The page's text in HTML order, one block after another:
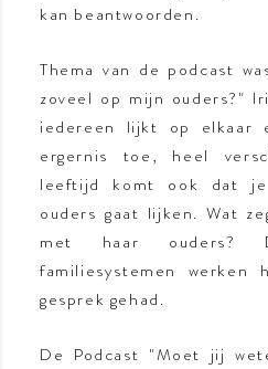
kan beantwoorden.
Thema van de podcast
zoveel op mijn ouders?"
iedereen lijkt op
ergernis toe, heel
leeftijd komt ook dat
ouders gaat lijken. Wat
met haar ouders?
familiesystemen werken
gesprek gehad.
De Podcast "Moet jij